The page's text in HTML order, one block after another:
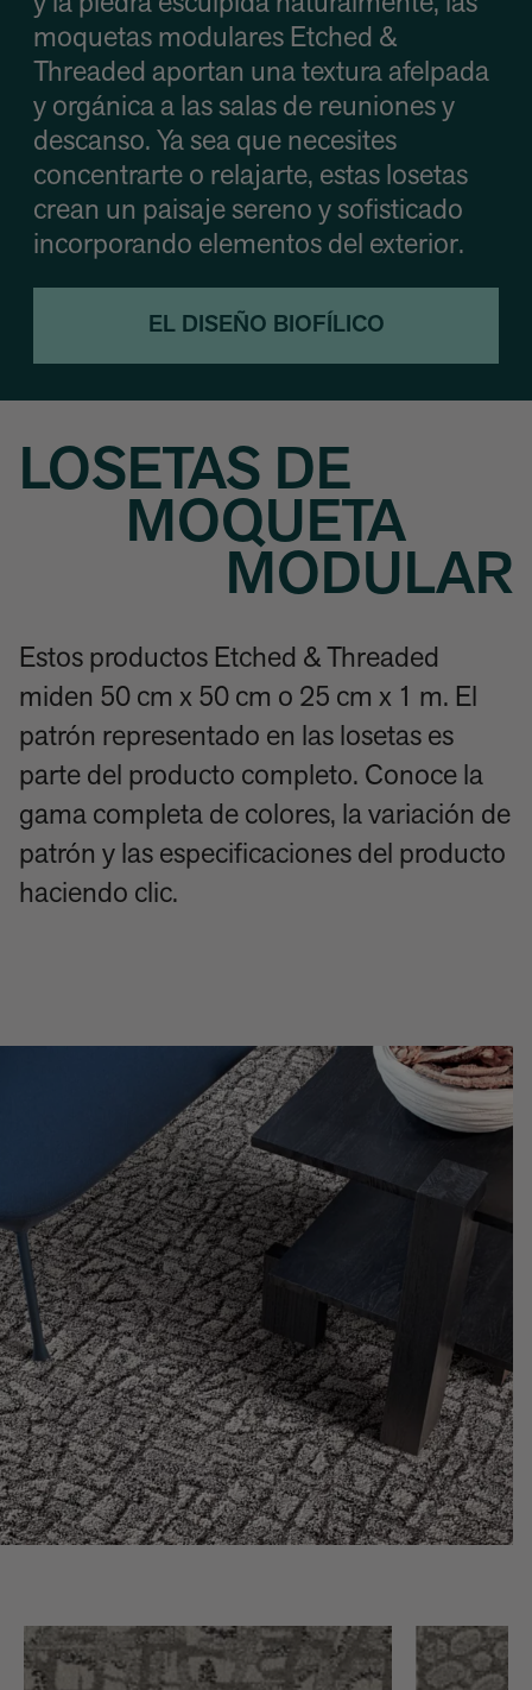
moquetas modulares Etched &
Threaded aportan una textura afelpada
y orgánica a las salas de reuniones y
descanso. Ya sea que necesites
concentrarte o relajarte, estas losetas
crean un paisaje sereno y sofisticado
incorporando elementos del exterior.
EL DISEÑO BIOFÍLICO
LOSETAS DE
MOQUETA
MODULAR
Estos productos Etched & Threaded
miden 50 cm x 50 cm o 25 cm x 1 m. El
patrón representado en las losetas es
parte del producto completo. Conoce la
gama completa de colores, la variación de
patrón y las especificaciones del producto
haciendo clic.